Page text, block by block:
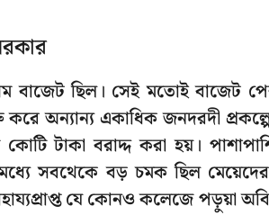
বাজেট ছিল। সেই মতোই বাজেট
করে অন্যান্য একাধিক জনদরদী
টাকা বরাদ্দ করা হয়।
সবথেকে বড় চমক ছিল
যে কোনও কলেজে পড়ুয়া